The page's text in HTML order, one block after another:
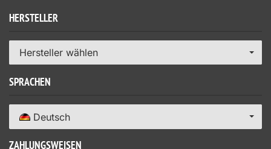
HERSTELLER
Hersteller wählen
SPRACHEN
Deutsch
ZAHLUNGSWEISEN